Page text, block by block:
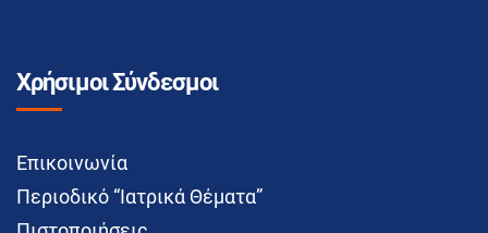
Χρήσιμοι Σύνδεσμοι
Επικοινωνία
Περιοδικό “Ιατρικά Θέματα”